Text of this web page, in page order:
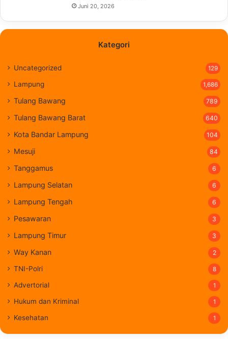
Juni 20, 2026
Kategori
Uncategorized 129
Lampung 1,686
Tulang Bawang 789
Tulang Bawang Barat 640
Kota Bandar Lampung 104
Mesuji 84
Tanggamus 6
Lampung Selatan 6
Lampung Tengah 6
Pesawaran 3
Lampung Timur 3
Way Kanan 2
TNI-Polri 8
Advertorial 1
Hukum dan Kriminal 1
Kesehatan 1